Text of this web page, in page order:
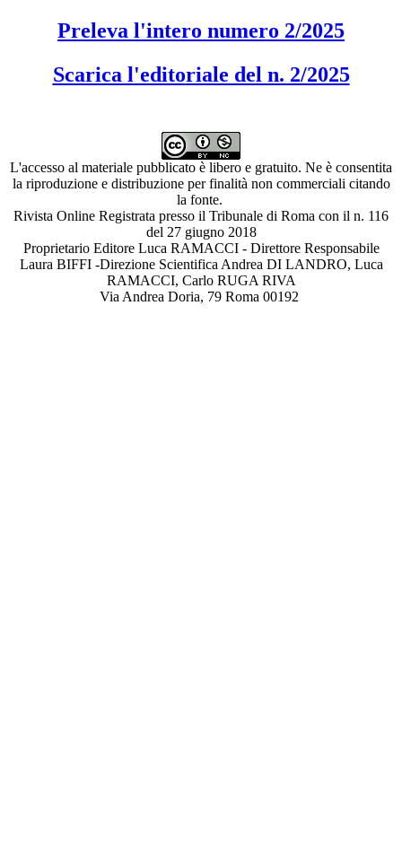
Preleva l'intero numero 2/2025
Scarica l'editoriale del n. 2/2025
L'accesso al materiale pubblicato è libero e gratuito. Ne è consentita
la riproduzione e distribuzione per finalità non commerciali citando
la fonte.
Rivista Online Registrata presso il Tribunale di Roma con il n. 116
del 27 giugno 2018
Proprietario Editore Luca RAMACCI - Direttore Responsabile
Laura BIFFI -Direzione Scientifica Andrea DI LANDRO, Luca
RAMACCI, Carlo RUGA RIVA
Via Andrea Doria, 79 Roma 00192